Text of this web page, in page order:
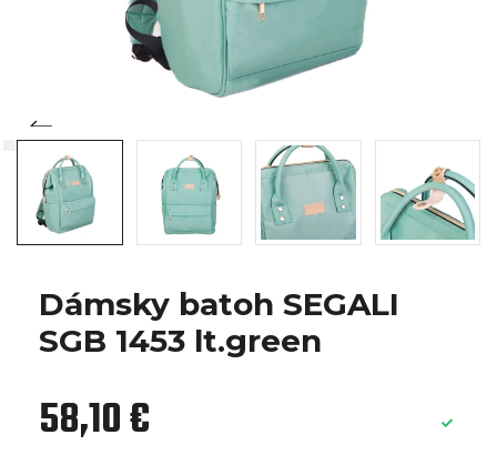
Dámsky batoh SEGALI
SGB 1453 lt.green
58,10 €